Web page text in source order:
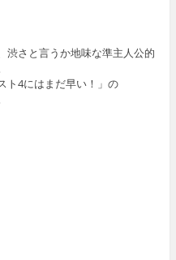
渋さと言うか地味な準主人公的
ト4にはまだ早い！」の